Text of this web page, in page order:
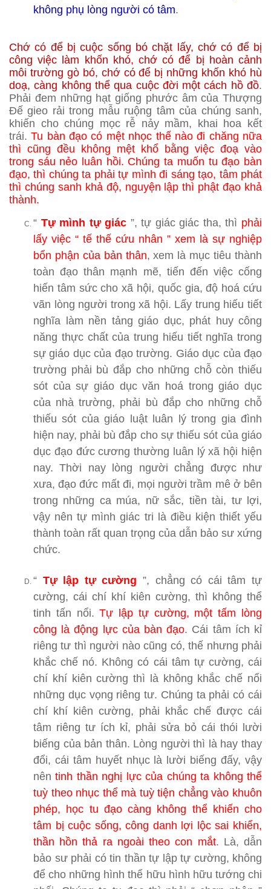
không phụ lòng người có tâm.
Chớ có để bị cuộc sống bó chặt lấy, chớ có để bị
công việc làm khốn khó, chớ có để bị hoàn cảnh
môi trường gò bó, chớ có để bị những khốn khó hù
doạ, càng không thể qua cuộc đời một cách hồ đồ.
Phải đem những hạt giống phước âm của Thượng
Đế gieo rải trong mẫu ruộng tâm của chúng sanh,
khiến cho chúng mọc rễ nảy mầm, khai hoa kết
trái.Tu bàn đạo có mệt nhọc thế nào đi chăng nữa
thì cũng đều không mệt khổ bằng việc đoạ vào
trong sáu nẻo luân hồi. Chúng ta muốn tu đạo bàn
đạo, thì chúng ta phải tự mình đi sáng tạo, tâm phát
thì chúng sanh khả độ, nguyện lập thì phật đạo khả
thành.
“ Tự mình tự giác ”, tự giác giác tha, thì phải
lấy việc “ tế thế cứu nhân ” xem là sự nghiệp
bổn phận của bản thân, xem là mục tiêu thành
toàn đạo thân mạnh mẽ, tiến đến việc cống
hiến tâm sức cho xã hội, quốc gia, độ hoá cứu
vãn lòng người trong xã hội. Lấy trung hiếu tiết
nghĩa làm nền tảng giáo dục, phát huy công
năng thực chất của trung hiếu tiết nghĩa trong
sự giáo dục của đạo trường. Giáo dục của đạo
trường phải bù đắp cho những chỗ còn thiếu
sót của sự giáo dục văn hoá trong giáo dục
của nhà trường, phải bù đắp cho những chỗ
thiếu sót của giáo luật luân lý trong gia đình
hiện nay, phải bù đắp cho sự thiếu sót của giáo
dục đạo đức cương thường luân lý xã hội hiện
nay. Thời nay lòng người chẳng được như
xưa, đạo đức mất đi, mọi người trầm mê ở bên
trong những ca múa, nữ sắc, tiền tài, tư lợi,
vậy nên tự mình giác tri là điều kiện thiết yếu
thành toàn rất quan trọng của dẫn bảo sư xứng
chức.
“ Tự lập tự cường ”, chẳng có cái tâm tự
cường, cái chí khí kiên cường, thì không thể
tinh tấn nổi.Tự lập tự cường, một tấm lòng
công là động lực của bàn đạo. Cái tâm ích kỉ
riêng tư thì người nào cũng có, thế nhưng phải
khắc chế nó. Không có cái tâm tự cường, cái
chí khí kiên cường thì là không khắc chế nổi
những dục vọng riêng tư. Chúng ta phải có cái
chí khí kiên cường, phải khắc chế được cái
tâm riêng tư ích kỉ, phải sửa bỏ cái thói lười
biếng của bản thân. Lòng người thì là hay thay
đổi, cái tâm huyết nhục là lười biếng đấy, vậy
nêntinh thần nghị lực của chúng ta không thể
tuỳ theo nhục thể mà tuỳ tiện chẳng vào khuôn
phép, học tu đạo càng không thể khiến cho
tâm bị cuộc sống, công danh lợi lộc sai khiển,
thần hồn thả ra ngoài theo con mắt. Là, dẫn
bảo sư phải có tin thần tự lập tự cường, không
để cho những hình thể hữu hình hữu tướng chi